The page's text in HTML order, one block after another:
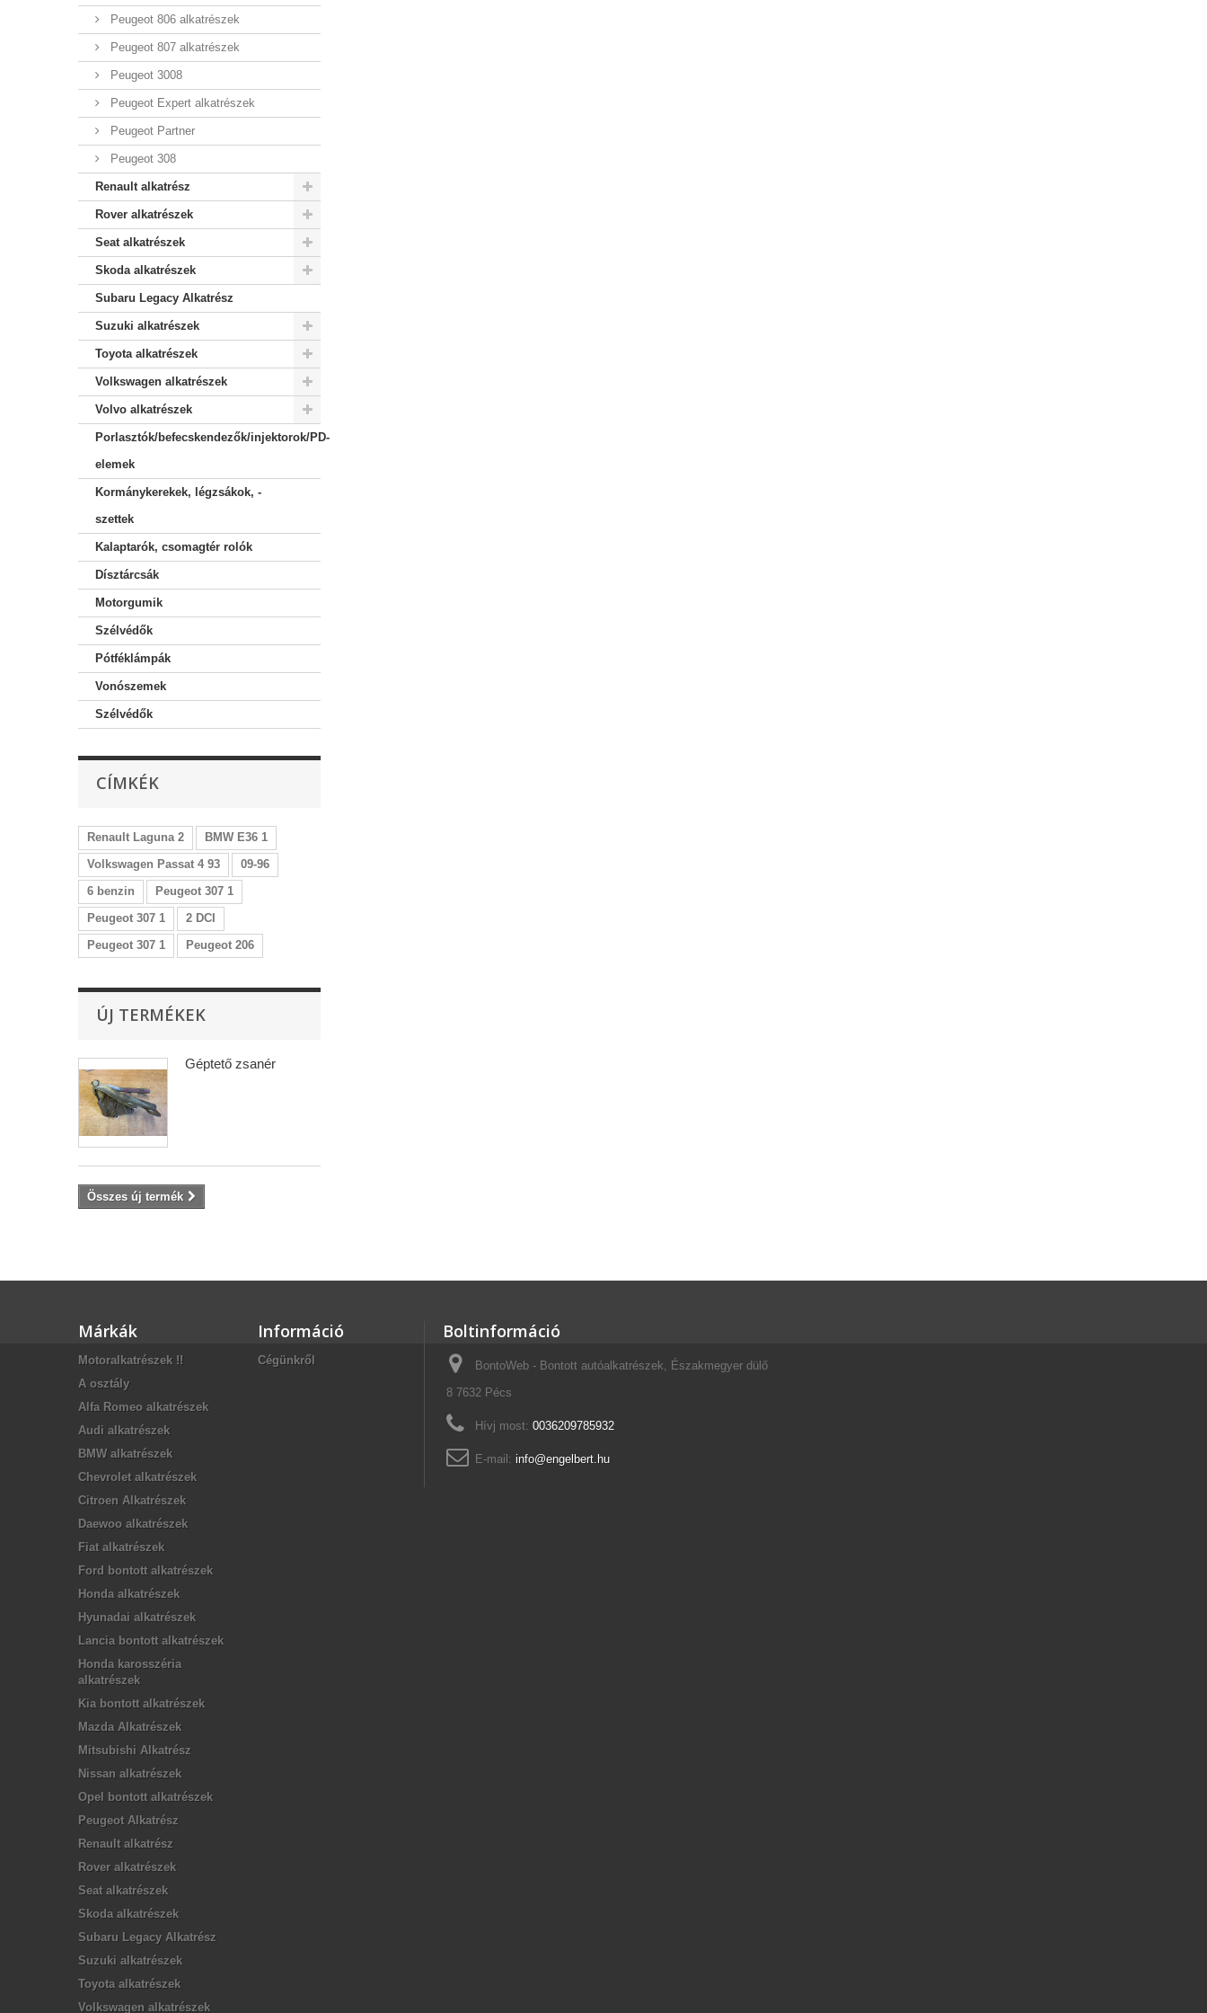
Peugeot 806 alkatrészek
Peugeot 807 alkatrészek
Peugeot 3008
Peugeot Expert alkatrészek
Peugeot Partner
Peugeot 308
Renault alkatrész
Rover alkatrészek
Seat alkatrészek
Skoda alkatrészek
Subaru Legacy Alkatrész
Suzuki alkatrészek
Toyota alkatrészek
Volkswagen alkatrészek
Volvo alkatrészek
Porlasztók/befecskendezők/injektorok/PD-
elemek
Kormánykerekek, légzsákok, -
szettek
Kalaptarók, csomagtér rolók
Dísztárcsák
Motorgumik
Szélvédők
Pótféklámpák
Vonószemek
Szélvédők
CÍMKÉK
Renault Laguna 2
BMW E36 1
Volkswagen Passat 4 93
09-96
6 benzin
Peugeot 307 1
Peugeot 307 1
2 DCI
Peugeot 307 1
Peugeot 206
ÚJ TERMÉKEK
Géptető zsanér
Összes új termék
Márkák
Motoralkatrészek !!
A osztály
Alfa Romeo alkatrészek
Audi alkatrészek
BMW alkatrészek
Chevrolet alkatrészek
Citroen Alkatrészek
Daewoo alkatrészek
Fiat alkatrészek
Ford bontott alkatrészek
Honda alkatrészek
Hyunadai alkatrészek
Lancia bontott alkatrészek
Honda karosszéria
alkatrészek
Kia bontott alkatrészek
Mazda Alkatrészek
Mitsubishi Alkatrész
Nissan alkatrészek
Opel bontott alkatrészek
Peugeot Alkatrész
Renault alkatrész
Rover alkatrészek
Seat alkatrészek
Skoda alkatrészek
Subaru Legacy Alkatrész
Suzuki alkatrészek
Toyota alkatrészek
Volkswagen alkatrészek
Információ
Cégünkről
Boltinformáció
BontoWeb - Bontott autóalkatrészek, Északmegyer dülő
8 7632 Pécs
Hívj most: 0036209785932
E-mail: info@engelbert.hu